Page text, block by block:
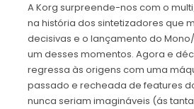
A Korg surpreende-nos com o
na história dos sintetizadores que
decisivas e o lançamento do
um desses momentos. Agora e
regressa às origens com uma
passado e recheada de features
nunca seriam imagináveis (ás